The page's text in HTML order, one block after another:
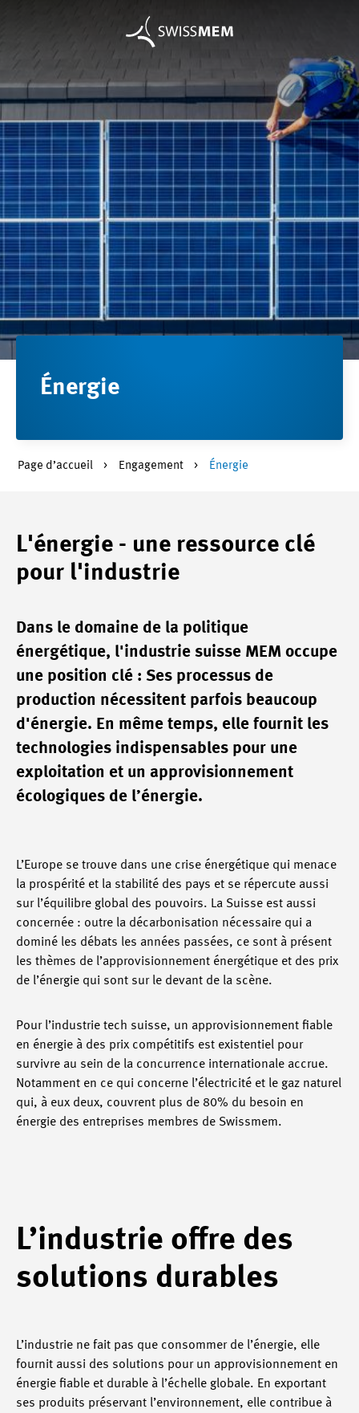
Énergie
Page d’accueil Engagement Énergie
L'énergie - une ressource clé
pour l'industrie
Dans le domaine de la politique
énergétique, l'industrie suisse MEM occupe
une position clé : Ses processus de
production nécessitent parfois beaucoup
d'énergie. En même temps, elle fournit les
technologies indispensables pour une
exploitation et un approvisionnement
écologiques de l’énergie.
L’Europe se trouve dans une crise énergétique qui menace
la prospérité et la stabilité des pays et se répercute aussi
sur l’équilibre global des pouvoirs. La Suisse est aussi
concernée : outre la décarbonisation nécessaire qui a
dominé les débats les années passées, ce sont à présent
les thèmes de l’approvisionnement énergétique et des prix
de l’énergie qui sont sur le devant de la scène.
Pour l’industrie tech suisse, un approvisionnement fiable
en énergie à des prix compétitifs est existentiel pour
survivre au sein de la concurrence internationale accrue.
Notamment en ce qui concerne l’électricité et le gaz naturel
qui, à eux deux, couvrent plus de 80% du besoin en
énergie des entreprises membres de Swissmem.
L’industrie offre des
solutions durables
L’industrie ne fait pas que consommer de l’énergie, elle
fournit aussi des solutions pour un approvisionnement en
énergie fiable et durable à l’échelle globale. En exportant
ses produits préservant l’environnement, elle contribue à